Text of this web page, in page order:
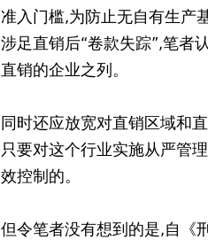
准入门槛,为防止无自有生产
涉足直销后“卷款失踪”,笔者
直销的企业之列。
同时还应放宽对直销区域和
只要对这个行业实施从严管
效控制的。
但令笔者没有想到的是,自《